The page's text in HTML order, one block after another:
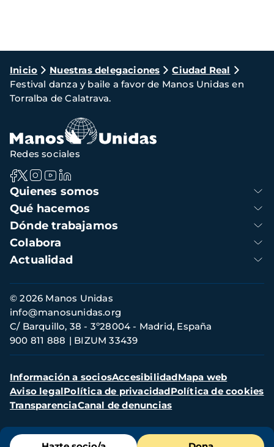
Ruta
de
navegación
Inicio Nuestras delegaciones
Ciudad Real
Festival danza y baile a favor de Manos Unidas en
Torralba de Calatrava.
Menú
Navegación
principal
Quienes somos
Qué hacemos
Dónde trabajamos
Colabora
Actualidad
Redes sociales
Información
de
contacto
© 2026 Manos Unidas
C/ Barquillo, 38 - 3º28004 - Madrid, España
900 811 888
BIZUM 33439
info@manosunidas.org
Menú
secundario
Información a sociosAccesibilidadMapa web
Aviso legalPolítica de privacidadPolítica de cookies
TransparenciaCanal de denuncias